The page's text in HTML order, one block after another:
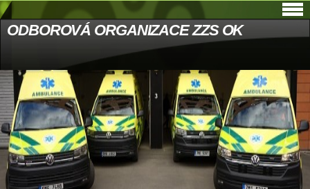
ODBOROVÁ ORGANIZACE ZZS OK